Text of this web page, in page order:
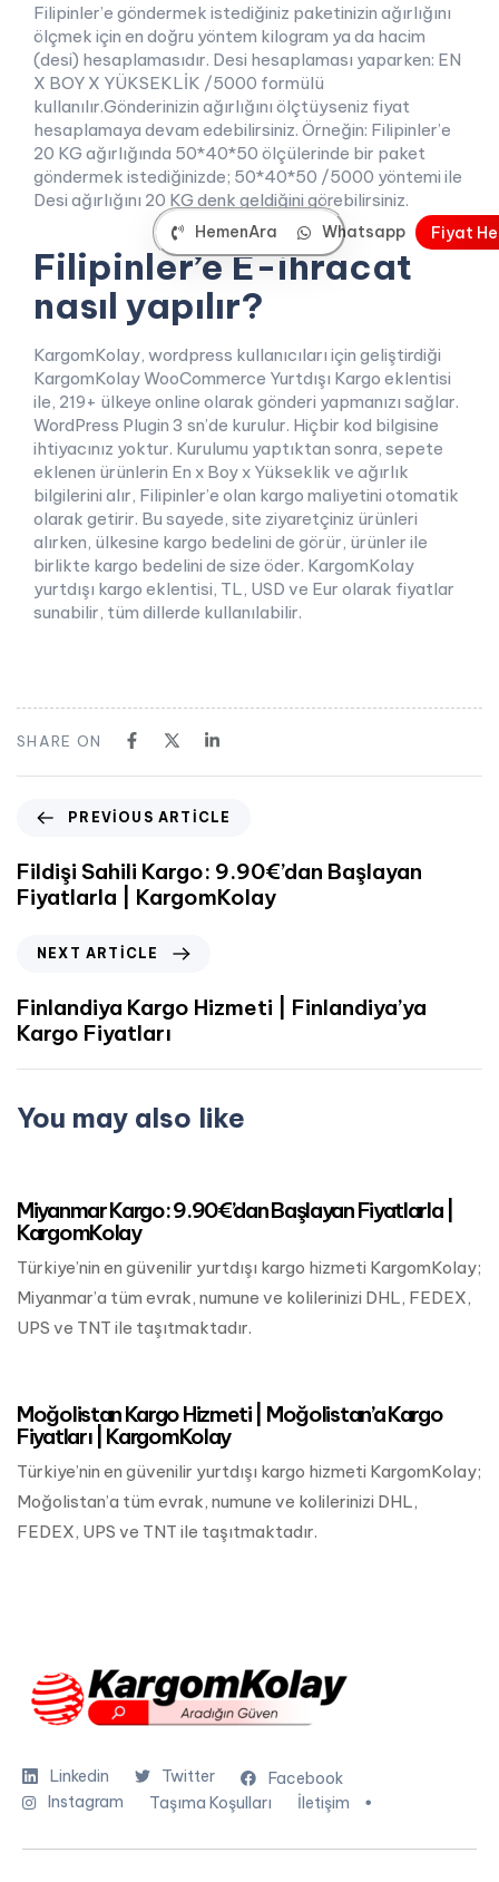
HemenAra Whatsapp Fiyat He
Filipinler’e göndermek istediğiniz paketinizin ağırlığını
ölçmek için en doğru yöntem kilogram ya da hacim
(desi) hesaplamasıdır. Desi hesaplaması yaparken: EN
X BOY X YÜKSEKLİK /5000 formülü
kullanılır.Gönderinizin ağırlığını ölçtüyseniz fiyat
hesaplamaya devam edebilirsiniz. Örneğin: Filipinler’e
20 KG ağırlığında 50*40*50 ölçülerinde bir paket
göndermek istediğinizde; 50*40*50 /5000 yöntemi ile
Desi ağırlığını 20 KG denk geldiğini görebilirsiniz.
Filipinler’e E-ihracat
nasıl yapılır?
KargomKolay, wordpress kullanıcıları için geliştirdiği
KargomKolay WooCommerce Yurtdışı Kargo eklentisi
ile, 219+ ülkeye online olarak gönderi yapmanızı sağlar.
WordPress Plugin 3 sn’de kurulur. Hiçbir kod bilgisine
ihtiyacınız yoktur. Kurulumu yaptıktan sonra, sepete
eklenen ürünlerin En x Boy x Yükseklik ve ağırlık
bilgilerini alır, Filipinler’e olan kargo maliyetini otomatik
olarak getirir. Bu sayede, site ziyaretçiniz ürünleri
alırken, ülkesine kargo bedelini de görür, ürünler ile
birlikte kargo bedelini de size öder. KargomKolay
yurtdışı kargo eklentisi, TL, USD ve Eur olarak fiyatlar
sunabilir, tüm dillerde kullanılabilir.
SHARE ON
PREVIOUS ARTICLE
Fildişi Sahili Kargo: 9.90€’dan Başlayan
Fiyatlarla | KargomKolay
NEXT ARTICLE
Finlandiya Kargo Hizmeti | Finlandiya’ya
Kargo Fiyatları
You may also like
Miyanmar Kargo: 9.90€’dan Başlayan Fiyatlarla |
KargomKolay
Türkiye’nin en güvenilir yurtdışı kargo hizmeti KargomKolay;
Miyanmar’a tüm evrak, numune ve kolilerinizi DHL, FEDEX,
UPS ve TNT ile taşıtmaktadır.
Moğolistan Kargo Hizmeti | Moğolistan’a Kargo
Fiyatları | KargomKolay
Türkiye’nin en güvenilir yurtdışı kargo hizmeti KargomKolay;
Moğolistan’a tüm evrak, numune ve kolilerinizi DHL,
FEDEX, UPS ve TNT ile taşıtmaktadır.
Linkedin Twitter
Facebook
Instagram
Taşıma Koşulları İletişim